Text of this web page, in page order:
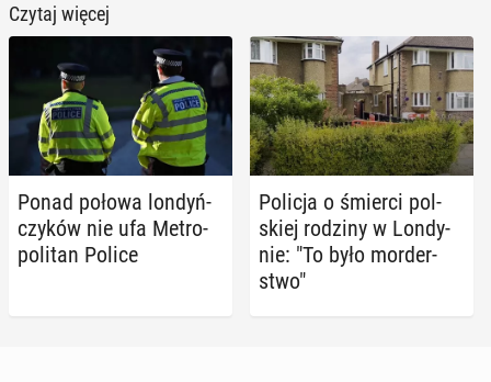
Czytaj więcej
Ponad połowa lon­dyń­
czy­ków nie ufa Me­tro­
po­li­tan Police
Policja o śmierci pol­
skiej rodziny w Lon­dy­
nie: "To było mor­der­
stwo"